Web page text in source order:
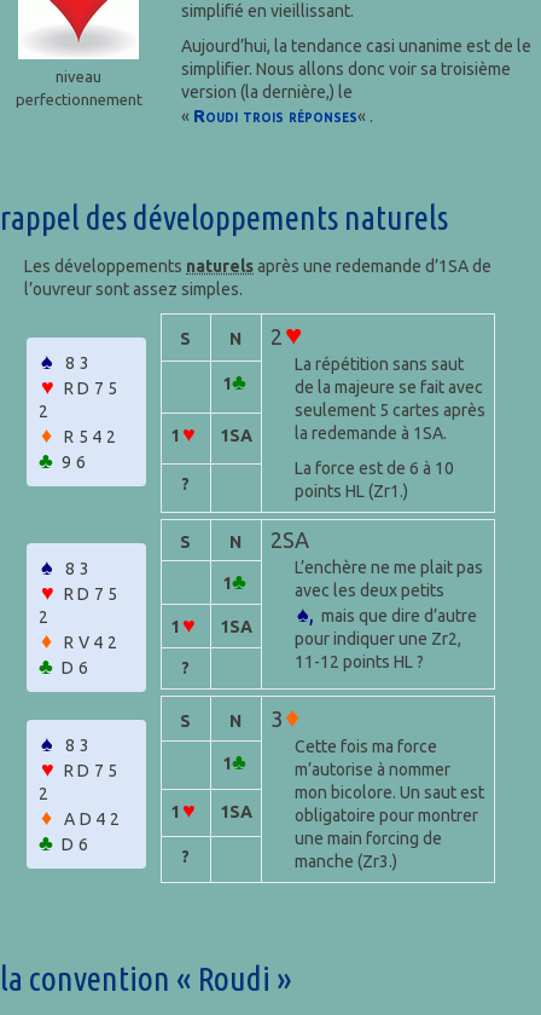
niveau
perfectionnement
simplifié en vieillissant.
Aujourd’hui, la tendance casi unanime est de le
simplifier. Nous allons donc voir sa troisième
version (la dernière,) le
« Roudi trois réponses« .
rappel des développements naturels
Les développements naturelsaprès une redemande d’1SA de
l’ouvreur sont assez simples.
♠ 83
♥ RD75
2
♦ R542
♣ 96
S N 2 ♥
La répétition sans saut
de la majeure se fait avec
seulement 5 cartes après
la redemande à 1SA.
La force est de 6 à 10
points HL (Zr1.)
1♣
1 ♥ 1SA
?
♠ 83
♥ RD75
2
♦ RV42
♣ D6
S N 2SA
L’enchère ne me plait pas
avec les deux petits
♠, mais que dire d’autre
pour indiquer une Zr2,
11-12 points HL ?
1♣
1 ♥ 1SA
?
♠ 83
♥ RD75
2
♦ AD42
♣ D6
S N 3 ♦
Cette fois ma force
m’autorise à nommer
mon bicolore. Un saut est
obligatoire pour montrer
une main forcing de
manche (Zr3.)
1♣
1 ♥ 1SA
?
la convention « Roudi »